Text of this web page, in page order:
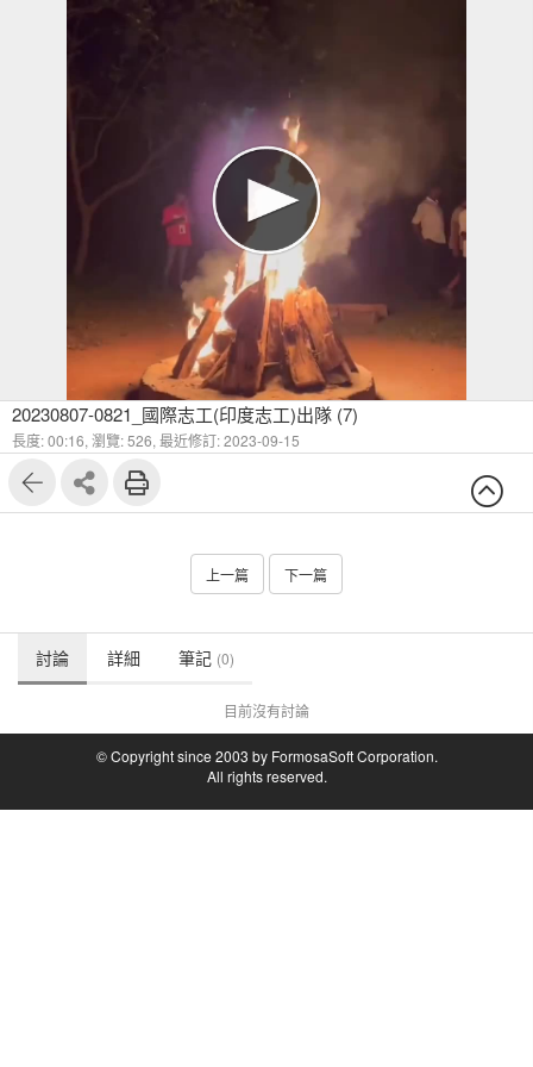
20230807-0821_國際志工(印度志工)出隊 (7)
長度: 00:16, 瀏覽: 526, 最近修訂: 2023-09-15
上一篇 下一篇
討論 詳細 筆記 (0)
目前沒有討論
© Copyright since 2003 by FormosaSoft Corporation.
All rights reserved.